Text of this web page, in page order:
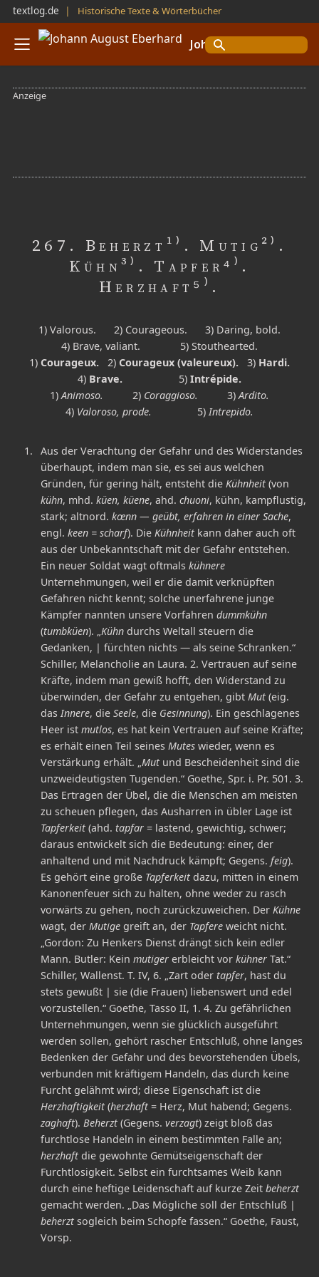
textlog.de ❘ Historische Texte & Wörterbücher
267. Beherzt¹⁾. Mutig²⁾.
Kühn³⁾. Tapfer⁴⁾.
Herzhaft⁵⁾.
1) Valorous. 2) Courageous.
3) Daring, bold.
4) Brave, valiant.
5) Stouthearted.
1) Courageux. 2) Courageux (valeureux). 3) Hardi.
4) Brave. 5)Intrépide.
1) Animoso. 2) Coraggioso. 3)Ardito.
4) Valoroso, prode. 5) Intrepido.
Aus der Verachtung der Gefahr und des Widerstandes
überhaupt, indem man sie, es sei aus welchen
Gründen, für gering hält, entsteht die Kühnheit(von
kühn, mhd. küen, küene, ahd. chuoni, kühn, kampflustig,
stark; altnord. kœnn — geübt, erfahren in einer Sache,
engl. keen = scharf). Die Kühnheitkann daher auch oft
aus der Unbekanntschaft mit der Gefahr entstehen.
Ein neuer Soldat wagt oftmals kühnere
Unternehmungen, weil er die damit verknüpften
Gefahren nicht kennt; solche unerfahrene junge
Kämpfer nannten unsere Vorfahren dummkühn
(tumbküen). „ Kühndurchs Weltall steuern die
Gedanken, | fürchten nichts — als seine Schranken.“
Schiller, Melancholie an Laura. 2. Vertrauen auf seine
Kräfte, indem man gewiß hofft, den Widerstand zu
überwinden, der Gefahr zu entgehen, gibt Mut(eig.
das Innere, die Seele, die Gesinnung). Ein geschlagenes
Heer ist mutlos, es hat kein Vertrauen auf seine Kräfte;
es erhält einen Teil seines Muteswieder, wenn es
Verstärkung erhält. „ Mutund Bescheidenheit sind die
unzweideutigsten Tugenden.“ Goethe, Spr. i. Pr. 501. 3.
Das Ertragen der Übel, die die Menschen am meisten
zu scheuen pflegen, das Ausharren in übler Lage ist
Tapferkeit(ahd. tapfar= lastend, gewichtig, schwer;
daraus entwickelt sich die Bedeutung: einer, der
anhaltend und mit Nachdruck kämpft; Gegens. feig).
Es gehört eine große Tapferkeitdazu, mitten in einem
Kanonenfeuer sich zu halten, ohne weder zu rasch
vorwärts zu gehen, noch zurückzuweichen. Der Kühne
wagt, der Mutigegreift an, der Tapfereweicht nicht.
„Gordon: Zu Henkers Dienst drängt sich kein edler
Mann. Butler: Kein mutigererbleicht vor kühnerTat.“
Schiller, Wallenst. T. IV, 6. „Zart oder tapfer, hast du
stets gewußt | sie (die Frauen) liebenswert und edel
vorzustellen.“ Goethe, Tasso II, 1. 4. Zu gefährlichen
Unternehmungen, wenn sie glücklich ausgeführt
werden sollen, gehört rascher Entschluß, ohne langes
Bedenken der Gefahr und des bevorstehenden Übels,
verbunden mit kräftigem Handeln, das durch keine
Furcht gelähmt wird; diese Eigenschaft ist die
Herzhaftigkeit(herzhaft= Herz, Mut habend; Gegens.
zaghaft). Beherzt(Gegens. verzagt) zeigt bloß das
furchtlose Handeln in einem bestimmten Falle an;
herzhaftdie gewohnte Gemütseigenschaft der
Furchtlosigkeit. Selbst ein furchtsames Weib kann
durch eine heftige Leidenschaft auf kurze Zeit beherzt
gemacht werden. „Das Mögliche soll der Entschluß |
beherztsogleich beim Schopfe fassen.“ Goethe, Faust,
Vorsp.